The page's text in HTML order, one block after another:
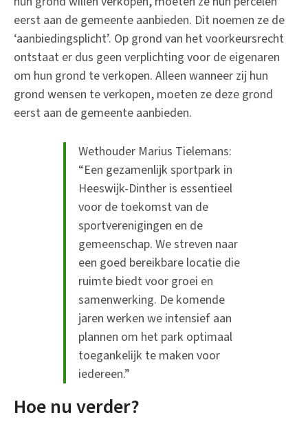
eerst aan de gemeente aanbieden. Dit noemen ze de
‘aanbiedingsplicht’. Op grond van het voorkeursrecht
ontstaat er dus geen verplichting voor de eigenaren
om hun grond te verkopen. Alleen wanneer zij hun
grond wensen te verkopen, moeten ze deze grond
eerst aan de gemeente aanbieden.
Wethouder Marius Tielemans:
“Een gezamenlijk sportpark in
Heeswijk-Dinther is essentieel
voor de toekomst van de
sportverenigingen en de
gemeenschap. We streven naar
een goed bereikbare locatie die
ruimte biedt voor groei en
samenwerking. De komende
jaren werken we intensief aan
plannen om het park optimaal
toegankelijk te maken voor
iedereen.”
Hoe nu verder?